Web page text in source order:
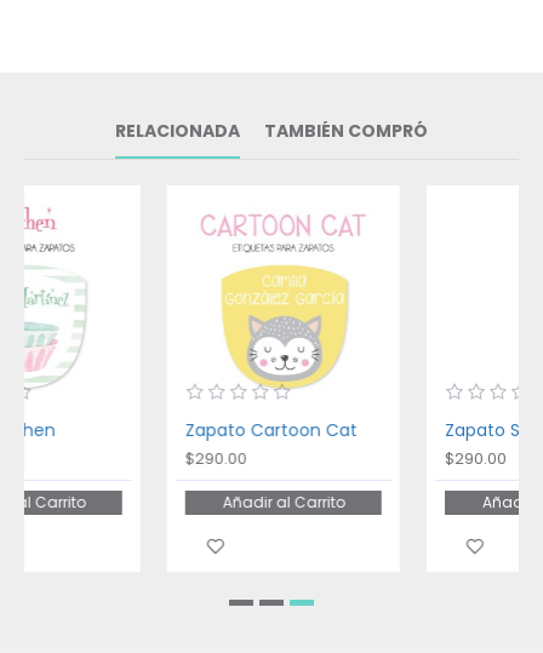
RELACIONADA TAMBIÉN COMPRÓ
Zapato Cartoon Cat
Añadir al Carrito
Zapato Stitch
Añadir al Carrito